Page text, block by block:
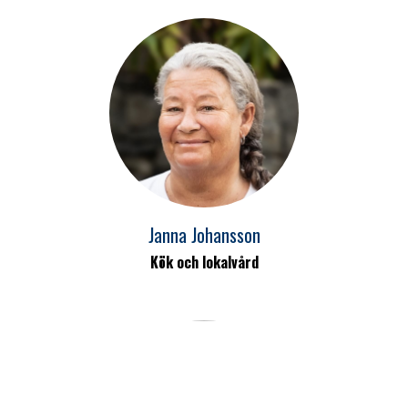
Janna Johansson
Kök och lokalvård